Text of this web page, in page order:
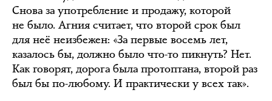
Снова за употребление и продажу, которой
не было. Агния считает, что второй срок был
для неё неизбежен: «За первые восемь лет,
казалось бы, должно было что-то пикнуть? Нет.
Как говорят, дорога была протоптана, второй раз
был бы по-любому. И практически у всех так».